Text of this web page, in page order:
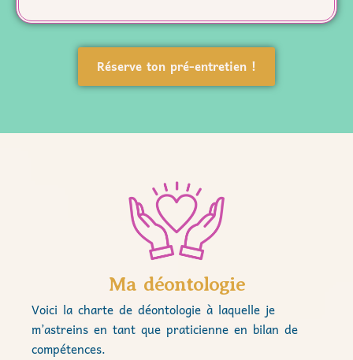
Réserve ton pré-entretien !
Ma déontologie
Voici la charte de déontologie à laquelle je
m’astreins en tant que praticienne en bilan de
compétences.